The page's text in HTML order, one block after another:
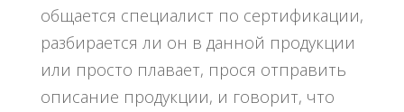
общается специалист по сертификации,
разбирается ли он в данной продукции
или просто плавает, прося отправить
описание продукции, и говорит, что